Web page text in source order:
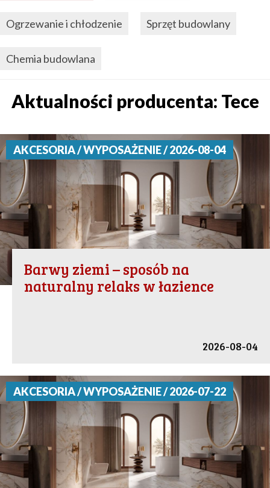
Ogrzewanie i chłodzenie Sprzęt budowlany
Chemia budowlana
Aktualności producenta: Tece
AKCESORIA / WYPOSAŻENIE / 2026-08-04
Barwy ziemi – sposób na
naturalny relaks w łazience
2026-08-04
AKCESORIA / WYPOSAŻENIE / 2026-07-22